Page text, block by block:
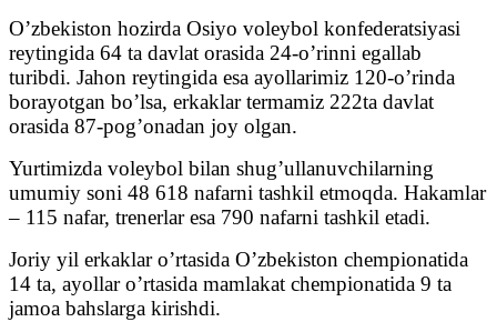
O’zbekiston hozirda Osiyo voleybol konfederatsiyasi
reytingida 64 ta davlat orasida 24-o’rinni egallab
turibdi. Jahon reytingida esa ayollarimiz 120-o’rinda
borayotgan bo’lsa, erkaklar termamiz 222ta davlat
orasida 87-pog’onadan joy olgan.
Yurtimizda voleybol bilan shug’ullanuvchilarning
umumiy soni 48 618 nafarni tashkil etmoqda. Hakamlar
– 115 nafar, trenerlar esa 790 nafarni tashkil etadi.
Joriy yil erkaklar o’rtasida O’zbekiston chempionatida
14 ta, ayollar o’rtasida mamlakat chempionatida 9 ta
jamoa bahslarga kirishdi.